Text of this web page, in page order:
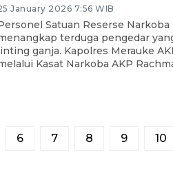
January 2026 7:56 WIB
Satuan Reserse Narkoba
terduga pengedar
ganja. Kapolres Merauke
Kasat Narkoba AKP
6 7 8 9 10